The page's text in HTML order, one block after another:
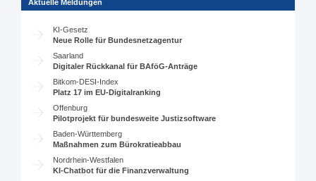
Aktuelle Meldungen
KI-Gesetz
Neue Rolle für Bundesnetzagentur
Saarland
Digitaler Rückkanal für BAföG-Anträge
Bitkom-DESI-Index
Platz 17 im EU-Digitalranking
Offenburg
Pilotprojekt für bundesweite Justizsoftware
Baden-Württemberg
Maßnahmen zum Bürokratieabbau
Nordrhein-Westfalen
KI-Chatbot für die Finanzverwaltung